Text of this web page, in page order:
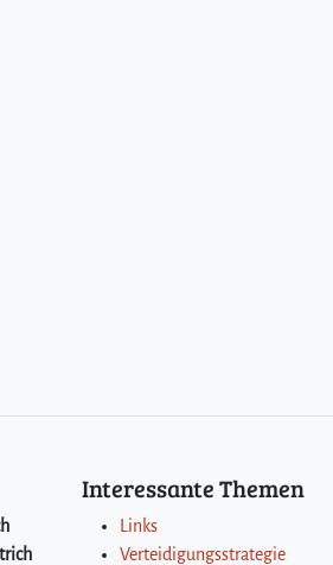
Interessante Themen
Links
Verteidigungsstrategie